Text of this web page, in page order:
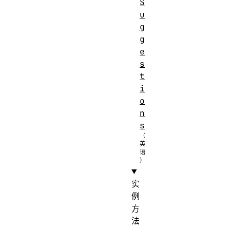
u
g
g
e
s
t
i
o
n
s
实
例
方
法